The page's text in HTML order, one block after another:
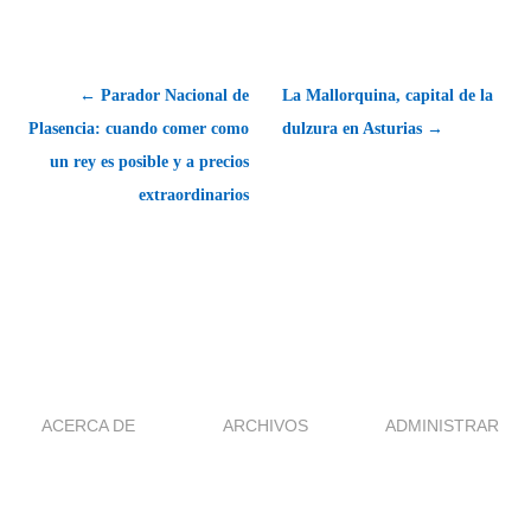
← Parador Nacional de
Plasencia: cuando comer como
un rey es posible y a precios
extraordinarios
La Mallorquina, capital de la
dulzura en Asturias →
ACERCA DE ARCHIVOS ADMINISTRAR